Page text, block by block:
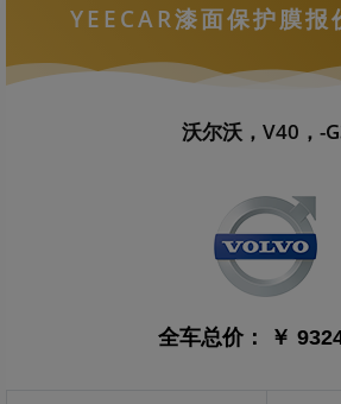
YEECAR漆面保护膜报
沃尔沃，V40，-
全车总价： ￥